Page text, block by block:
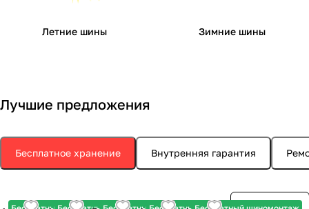
Летние шины Зимние шины
Лучшие предложения
Бесплатное хранение Внутренняя гарантия